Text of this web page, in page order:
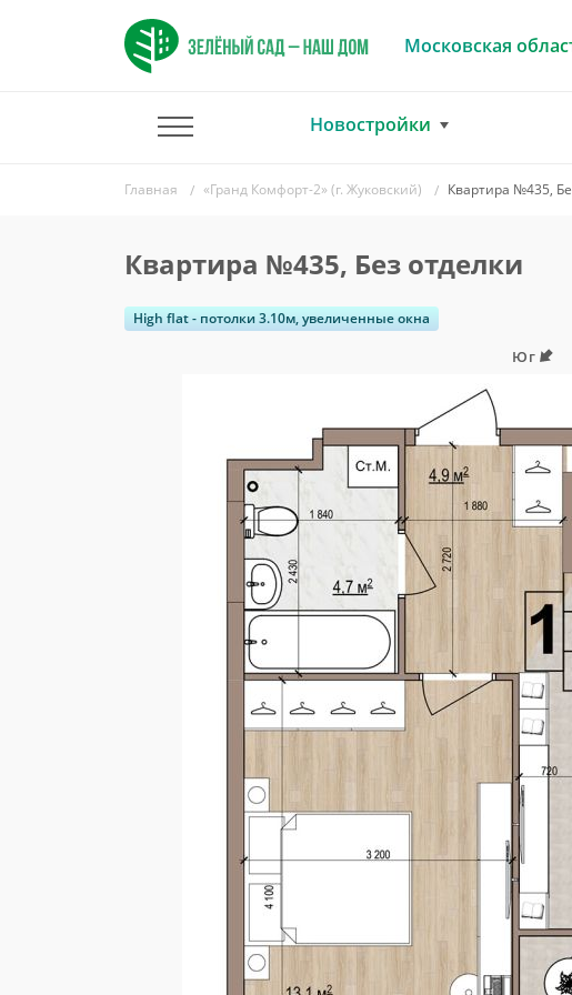
Московская
Новостройки
Главная «Гранд Комфорт-2» (г. Жуковский) Квартира №435,
Квартира №435, Без отделки
High flat - потолки 3.10м, увеличенные окна
Юг